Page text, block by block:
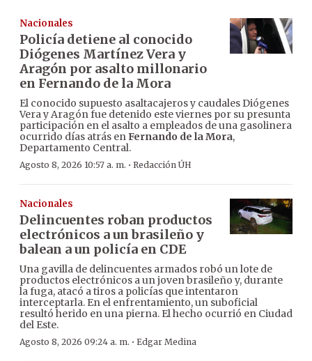
Nacionales
Policía detiene al conocido
Diógenes Martínez Vera y
Aragón por asalto millonario
en Fernando de la Mora
El conocido supuesto asaltacajeros y caudales Diógenes
Vera y Aragón fue detenido este viernes por su presunta
participación en el asalto a empleados de una gasolinera
ocurrido días atrás enFernando de la Mora,
Departamento Central.
Agosto 8, 2026 10:57 a. m. · Redacción ÚH
Nacionales
Delincuentes roban productos
electrónicos a un brasileño y
balean a un policía en CDE
Una gavilla de delincuentes armados robó un lote de
productos electrónicos a un joven brasileño y, durante
la fuga, atacó a tiros a policías que intentaron
interceptarla. En el enfrentamiento, un suboficial
resultó herido en una pierna. El hecho ocurrió en Ciudad
del Este.
Agosto 8, 2026 09:24 a. m. · Edgar Medina